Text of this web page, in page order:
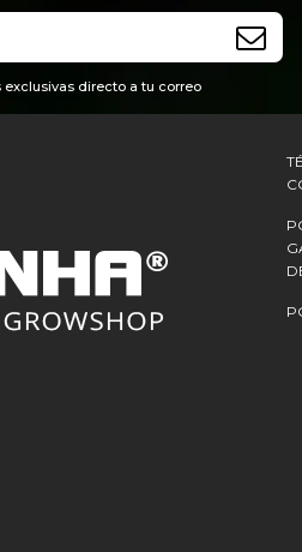
directo a tu correo